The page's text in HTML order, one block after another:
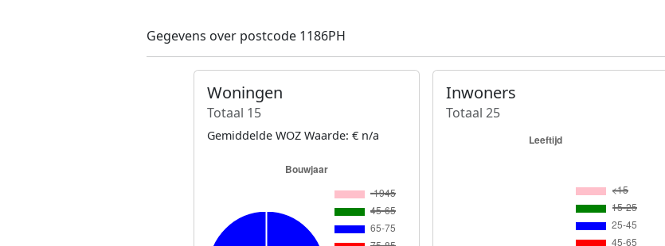
Gegevens over postcode 1186PH
Woningen
Totaal 15
Gemiddelde WOZ Waarde: € n/a
Inwoners
Totaal 25